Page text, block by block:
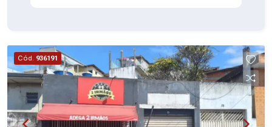
Academia Piscina Brinquedoteca Churrasqueira
Salão de festas Espaço gourmet Salão de jogos
Localizado em uma região estratégica, próximo a
comércios, transporte público e com fácil acesso
às principais vias da cidade. Estação 84 ?
Presidente Altino, Osasco Agende sua visita e
Cód. 936191